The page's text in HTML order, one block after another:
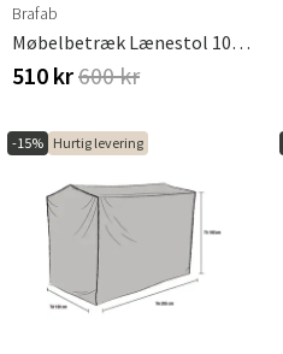
Brafab
Møbelbetræk Lænestol 100x95 Cm Waterproof
510 kr600 kr
-15% Hurtig levering